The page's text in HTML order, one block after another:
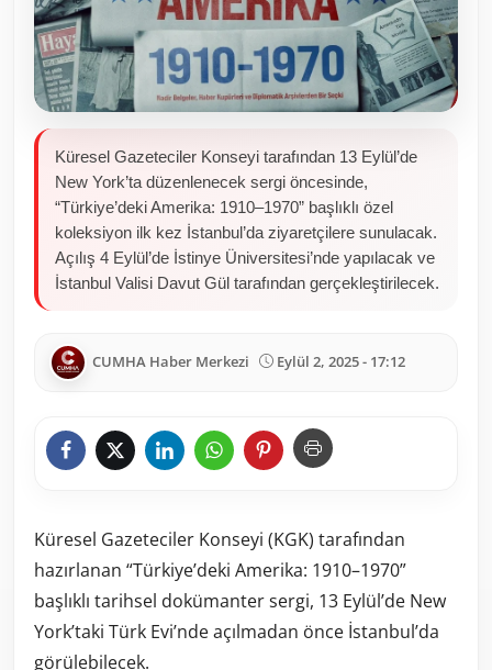
Küresel Gazeteciler Konseyi tarafından 13 Eylül’de
New York’ta düzenlenecek sergi öncesinde,
“Türkiye’deki Amerika: 1910–1970” başlıklı özel
koleksiyon ilk kez İstanbul’da ziyaretçilere sunulacak.
Açılış 4 Eylül’de İstinye Üniversitesi’nde yapılacak ve
İstanbul Valisi Davut Gül tarafından gerçekleştirilecek.
CUMHA Haber Merkezi Eylül 2, 2025 - 17:12
Küresel Gazeteciler Konseyi (KGK) tarafından
hazırlanan “Türkiye’deki Amerika: 1910–1970”
başlıklı tarihsel dokümanter sergi, 13 Eylül’de New
York’taki Türk Evi’nde açılmadan önce İstanbul’da
görülebilecek.